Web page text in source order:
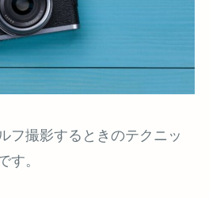
フ撮影するときのテクニッ
す。